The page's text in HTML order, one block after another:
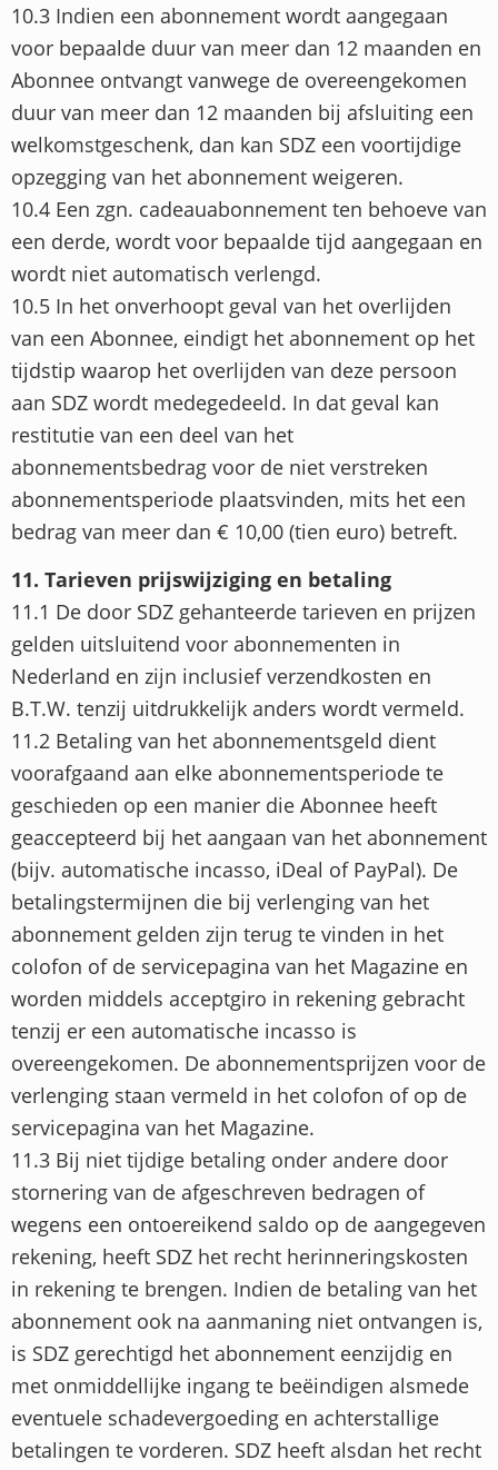
10.3 Indien een abonnement wordt aangegaan
voor bepaalde duur van meer dan 12 maanden en
Abonnee ontvangt vanwege de overeengekomen
duur van meer dan 12 maanden bij afsluiting een
welkomstgeschenk, dan kan SDZ een voortijdige
opzegging van het abonnement weigeren.
10.4 Een zgn. cadeauabonnement ten behoeve van
een derde, wordt voor bepaalde tijd aangegaan en
wordt niet automatisch verlengd.
10.5 In het onverhoopt geval van het overlijden
van een Abonnee, eindigt het abonnement op het
tijdstip waarop het overlijden van deze persoon
aan SDZ wordt medegedeeld. In dat geval kan
restitutie van een deel van het
abonnementsbedrag voor de niet verstreken
abonnementsperiode plaatsvinden, mits het een
bedrag van meer dan € 10,00 (tien euro) betreft.
11. Tarieven prijswijziging en betaling
11.1 De door SDZ gehanteerde tarieven en prijzen
gelden uitsluitend voor abonnementen in
Nederland en zijn inclusief verzendkosten en
B.T.W. tenzij uitdrukkelijk anders wordt vermeld.
11.2 Betaling van het abonnementsgeld dient
voorafgaand aan elke abonnementsperiode te
geschieden op een manier die Abonnee heeft
geaccepteerd bij het aangaan van het abonnement
(bijv. automatische incasso, iDeal of PayPal). De
betalingstermijnen die bij verlenging van het
abonnement gelden zijn terug te vinden in het
colofon of de servicepagina van het Magazine en
worden middels acceptgiro in rekening gebracht
tenzij er een automatische incasso is
overeengekomen. De abonnementsprijzen voor de
verlenging staan vermeld in het colofon of op de
servicepagina van het Magazine.
11.3 Bij niet tijdige betaling onder andere door
stornering van de afgeschreven bedragen of
wegens een ontoereikend saldo op de aangegeven
rekening, heeft SDZ het recht herinneringskosten
in rekening te brengen. Indien de betaling van het
abonnement ook na aanmaning niet ontvangen is,
is SDZ gerechtigd het abonnement eenzijdig en
met onmiddellijke ingang te beëindigen alsmede
eventuele schadevergoeding en achterstallige
betalingen te vorderen. SDZ heeft alsdan het recht